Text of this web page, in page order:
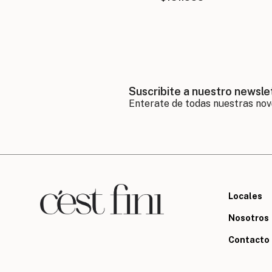
Suscribite a nuestro
Locales
Nosotros
Contacto